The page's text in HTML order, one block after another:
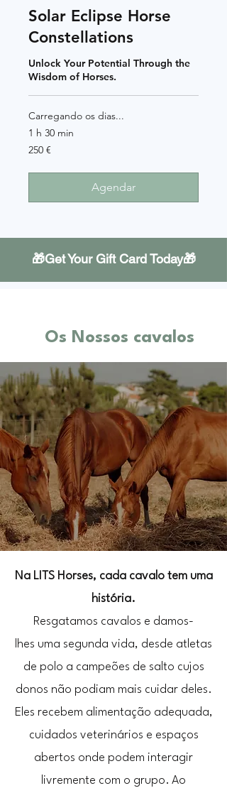
Solar Eclipse Horse
Constellations
Unlock Your Potential Through the
Wisdom of Horses.
Carregando os dias...
1 h 30 min
250
euros
250 €
Agendar
🎁Get Your Gift Card Today🎁
Os Nossos cavalos
Na LITS Horses, cada cavalo tem uma
história.
Resgatamos cavalos e damos-
lhes uma segunda vida, desde atletas
de polo a campeões de salto cujos
donos não podiam mais cuidar deles.
Eles recebem alimentação adequada,
cuidados veterinários e espaços
abertos onde podem interagir
livremente com o grupo. Ao